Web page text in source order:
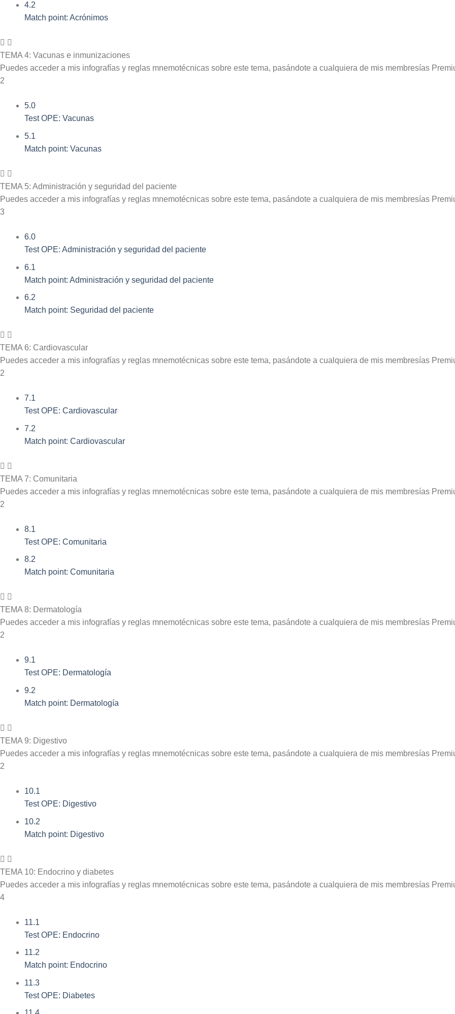
4.2
Match point: Acrónimos
TEMA 4: Vacunas e inmunizaciones
Puedes acceder a mis infografías y reglas mnemotécnicas sobre este tema, pasándote a cualquiera de mis membresías
2
5.0
Test OPE: Vacunas
5.1
Match point: Vacunas
TEMA 5: Administración y seguridad del paciente
Puedes acceder a mis infografías y reglas mnemotécnicas sobre este tema, pasándote a cualquiera de mis membresías
3
6.0
Test OPE: Administración y seguridad del paciente
6.1
Match point: Administración y seguridad del paciente
6.2
Match point: Seguridad del paciente
TEMA 6: Cardiovascular
Puedes acceder a mis infografías y reglas mnemotécnicas sobre este tema, pasándote a cualquiera de mis membresías
2
7.1
Test OPE: Cardiovascular
7.2
Match point: Cardiovascular
TEMA 7: Comunitaria
Puedes acceder a mis infografías y reglas mnemotécnicas sobre este tema, pasándote a cualquiera de mis membresías
2
8.1
Test OPE: Comunitaria
8.2
Match point: Comunitaria
TEMA 8: Dermatología
Puedes acceder a mis infografías y reglas mnemotécnicas sobre este tema, pasándote a cualquiera de mis membresías
2
9.1
Test OPE: Dermatología
9.2
Match point: Dermatología
TEMA 9: Digestivo
Puedes acceder a mis infografías y reglas mnemotécnicas sobre este tema, pasándote a cualquiera de mis membresías
2
10.1
Test OPE: Digestivo
10.2
Match point: Digestivo
TEMA 10: Endocrino y diabetes
Puedes acceder a mis infografías y reglas mnemotécnicas sobre este tema, pasándote a cualquiera de mis membresías
4
11.1
Test OPE: Endocrino
11.2
Match point: Endocrino
11.3
Test OPE: Diabetes